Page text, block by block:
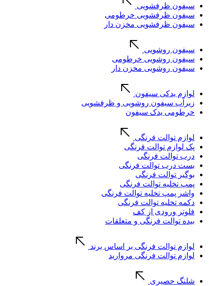
سیفون ظرفشویی
سیفون ظرفشویی خرطومی
سیفون ظرفشویی مخزن دار
سیفون روشویی
سیفون روشویی خرطومی
سیفون روشویی مخزن دار
لوازم یدکی سیفون
زیرآب سیفون روشویی و ظرفشویی
خرطومی یدک سیفون
لوازم توالت فرنگی
پک لوازم توالت فرنگی
درب توالت فرنگی
بست درب توالت فرنگی
بوگیر توالت فرنگی
پمپ تخلیه توالت فرنگی
واشر پمپ تخلیه توالت فرنگی
دکمه تخلیه توالت فرنگی
فلوتر ورودی از کف
بیده توالت فرنگی و متعلقات
لوازم توالت فرنگی بر اساس برند
لوازم توالت فرنگی مروارید
شلنگ حصیری